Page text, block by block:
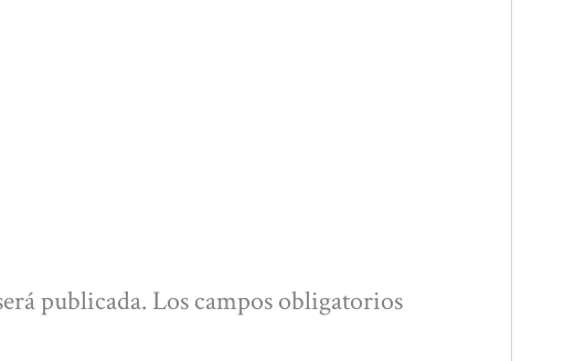
publicada. Los campos obligatorios